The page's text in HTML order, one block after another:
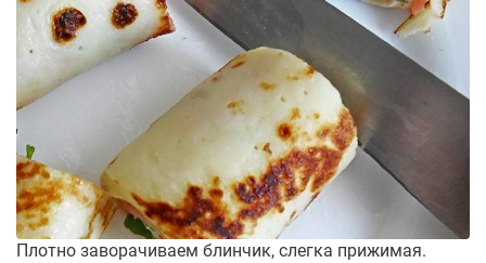
Плотно заворачиваем блинчик, слегка прижимая.